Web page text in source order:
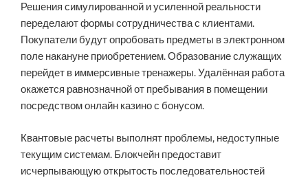
Решения симулированной и усиленной реальности
переделают формы сотрудничества с клиентами.
Покупатели будут опробовать предметы в электронном
поле накануне приобретением. Образование служащих
перейдет в иммерсивные тренажеры. Удалённая работа
окажется равнозначной от пребывания в помещении
посредством онлайн казино с бонусом.
Квантовые расчеты выполнят проблемы, недоступные
текущим системам. Блокчейн предоставит
исчерпывающую открытость последовательностей